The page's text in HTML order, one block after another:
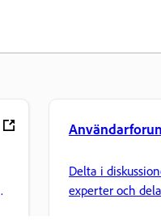
Delta i
experter och